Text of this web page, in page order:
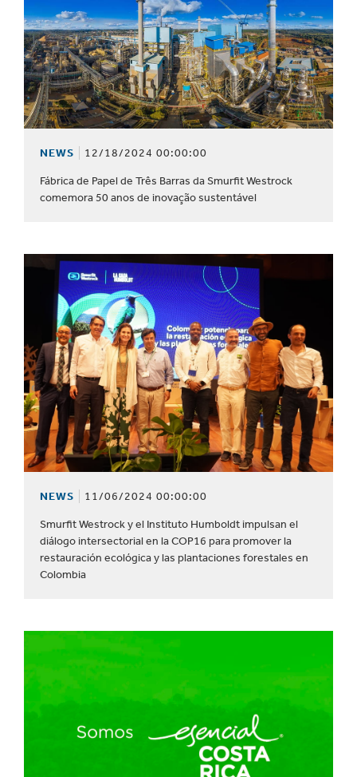
NEWS 12/18/2024 00:00:00
Fábrica de Papel de Três Barras da Smurfit Westrock
comemora 50 anos de inovação sustentável
NEWS 11/06/2024 00:00:00
Smurfit Westrock y el Instituto Humboldt impulsan el
diálogo intersectorial en la COP16 para promover la
restauración ecológica y las plantaciones forestales en
Colombia